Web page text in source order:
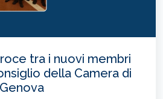
tra i nuovi membri
della Camera di